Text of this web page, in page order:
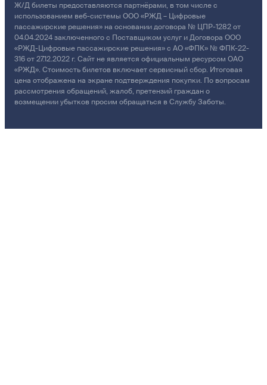
Ж/Д билеты предоставляются партнёрами, в том числе с
использованием веб-системы ООО «РЖД – Цифровые
пассажирские решения» на основании договора № ЦПР-1282 от
04.04.2024 заключенного с Поставщиком услуг и Договора ООО
«РЖД-Цифровые пассажирские решения» с АО «ФПК» № ФПК-22-
316 от 27.12.2022 г. Сайт не является официальным ресурсом ОАО
«РЖД». Стоимость билетов включает сервисный сбор. Итоговая
цена отображена на экране подтверждения покупки. По вопросам
рассмотрения обращений, жалоб, претензий граждан о
возмещении убытков просим обращаться в Службу Заботы.